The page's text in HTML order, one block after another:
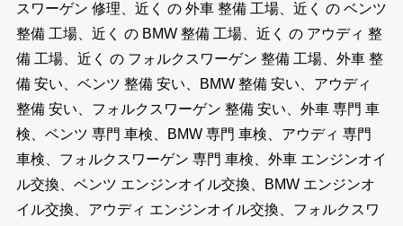
スワーゲン 修理、近く の 外車 整備 工場、近く の ベンツ
整備 工場、近く の BMW 整備 工場、近く の アウディ 整
備 工場、近く の フォルクスワーゲン 整備 工場、外車 整
備 安い、ベンツ 整備 安い、BMW 整備 安い、アウディ
整備 安い、フォルクスワーゲン 整備 安い、外車 専門 車
検、ベンツ 専門 車検、BMW 専門 車検、アウディ 専門
車検、フォルクスワーゲン 専門 車検、外車 エンジンオイ
ル交換、ベンツ エンジンオイル交換、BMW エンジンオ
イル交換、アウディ エンジンオイル交換、フォルクスワ